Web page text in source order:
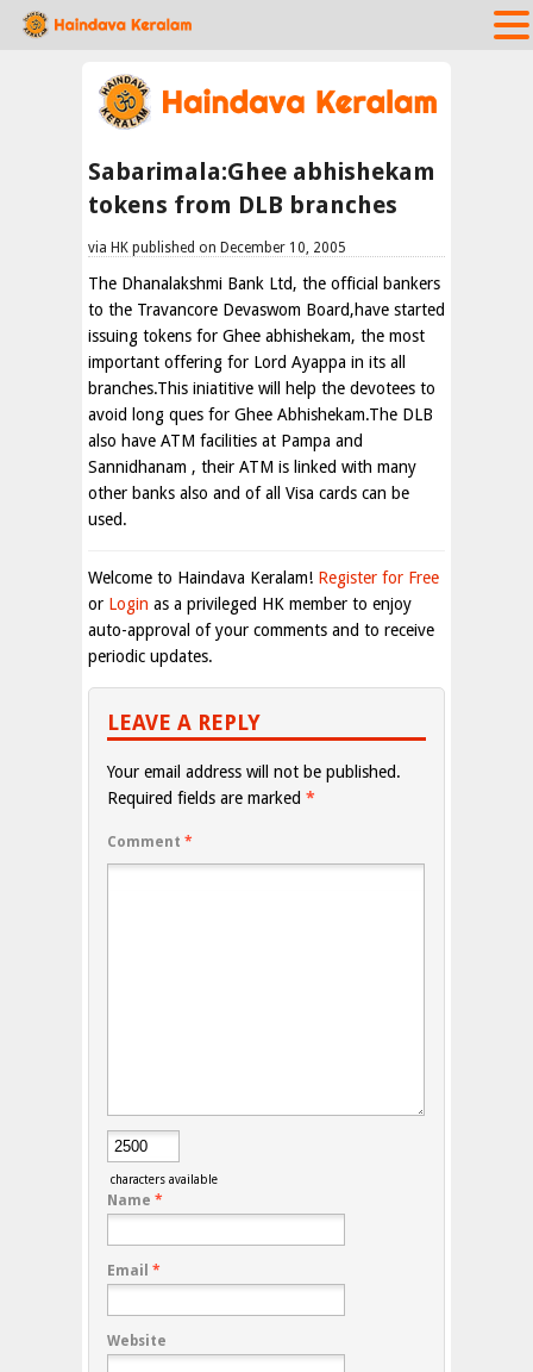
Sabarimala:Ghee abhishekam
tokens from DLB branches
via HK published on December 10, 2005
The Dhanalakshmi Bank Ltd, the official bankers
to the Travancore Devaswom Board,have started
issuing tokens for Ghee abhishekam, the most
important offering for Lord Ayappa in its all
branches.This iniatitive will help the devotees to
avoid long ques for Ghee Abhishekam.The DLB
also have ATM facilities at Pampa and
Sannidhanam , their ATM is linked with many
other banks also and of all Visa cards can be
used.
Welcome to Haindava Keralam! Register for Free
or Login as a privileged HK member to enjoy
auto-approval of your comments and to receive
periodic updates.
LEAVE A REPLY
Your email address will not be published.
Required fields are marked *
Comment *
characters available
Name *
Email *
Website